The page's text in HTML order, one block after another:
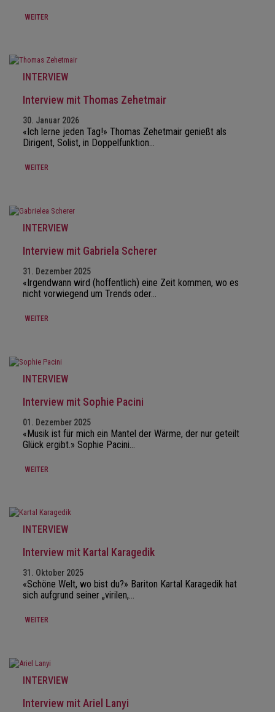
WEITER
INTERVIEW
Interview mit Thomas Zehetmair
30. Januar 2026
«Ich lerne jeden Tag!» Thomas Zehetmair genießt als
Dirigent, Solist, in Doppelfunktion…
WEITER
INTERVIEW
Interview mit Gabriela Scherer
31. Dezember 2025
«Irgendwann wird (hoffentlich) eine Zeit kommen, wo es
nicht vorwiegend um Trends oder…
WEITER
INTERVIEW
Interview mit Sophie Pacini
01. Dezember 2025
«Musik ist für mich ein Mantel der Wärme, der nur geteilt
Glück ergibt.» Sophie Pacini…
WEITER
INTERVIEW
Interview mit Kartal Karagedik
31. Oktober 2025
«Schöne Welt, wo bist du?» Bariton Kartal Karagedik hat
sich aufgrund seiner „virilen,…
WEITER
INTERVIEW
Interview mit Ariel Lanyi